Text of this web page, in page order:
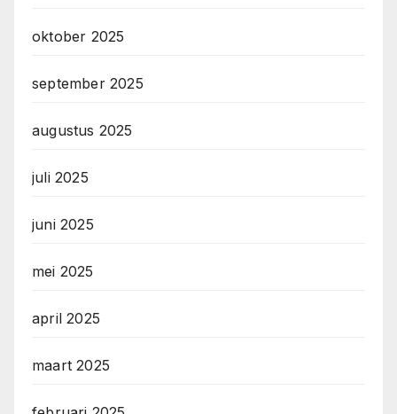
oktober 2025
september 2025
augustus 2025
juli 2025
juni 2025
mei 2025
april 2025
maart 2025